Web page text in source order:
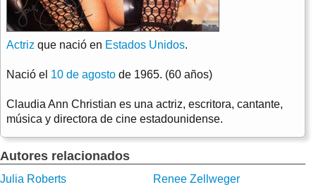
Actriz que nació en Estados Unidos.
Nació el 10 de agosto de 1965. (60 años)
Claudia Ann Christian es una actriz, escritora, cantante,
música y directora de cine estadounidense.
Autores relacionados
Julia Roberts
Renee Zellweger